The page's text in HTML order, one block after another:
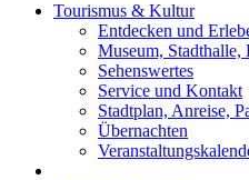
Tourismus & Kultur
Entdecken und
Museum, Stadthalle,
Sehenswertes
Service und Kontakt
Stadtplan, Anreise,
Übernachten